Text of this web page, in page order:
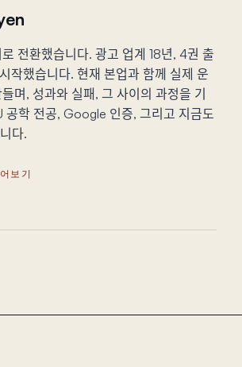
전환했습니다. 광고 업계 18년, 4권 출
작했습니다. 현재 본업과 함께 실제 운
며, 성과와 실패, 그 사이의 과정을 기
공학 전공, Google 인증, 그리고 지금도
다.
보기